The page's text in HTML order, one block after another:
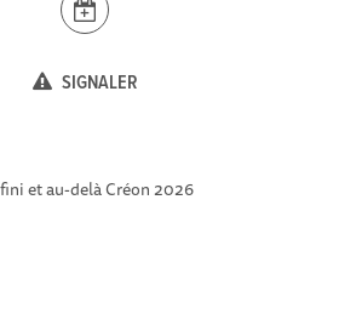
SIGNALER
et au-delà Créon 2026